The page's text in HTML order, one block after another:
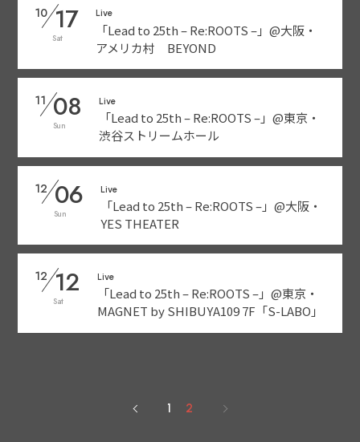
10 17
Sat
Live
「Lead to 25th – Re:ROOTS –」@大阪・
アメリカ村 BEYOND
11 08
Sun
Live
「Lead to 25th – Re:ROOTS –」@東京・
渋谷ストリームホール
12 06
Sun
Live
「Lead to 25th – Re:ROOTS –」@大阪・
YES THEATER
12 12
Sat
Live
「Lead to 25th – Re:ROOTS –」@東京・
MAGNET by SHIBUYA109 7F「S-LABO」
1 2